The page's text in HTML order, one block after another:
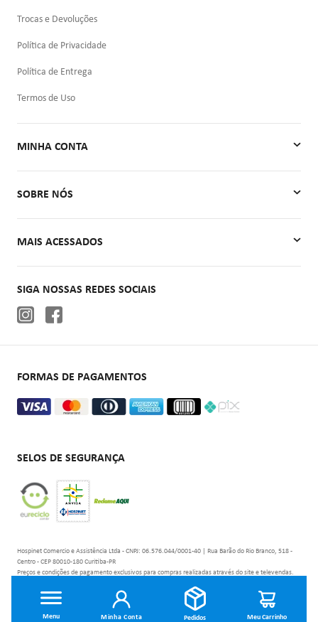
Minha Conta
Trocas e Devoluções
Política de Privacidade
Política de Entrega
Termos de Uso
MINHA CONTA
SOBRE NÓS
MAIS ACESSADOS
Cadeiras de rodas
SIGA NOSSAS REDES SOCIAIS
FORMAS DE PAGAMENTOS
SELOS DE SEGURANÇA
Hospinet Comercio e Assistência Ltda - CNPJ: 06.576.044/0001-40 | Rua Barão do Rio Branco, 518 -
Centro - CEP 80010-180 Curitiba-PR
Preços e condições de pagamento exclusivos para compras realizadas através do site e televendas.
alterações sem aviso prévio.